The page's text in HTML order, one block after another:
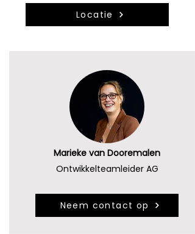
Locatie
Marieke van Dooremalen
Ontwikkelteamleider AG
Neem contact op